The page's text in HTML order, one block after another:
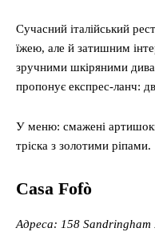
Сучасний італійський
їжею, але й затишним
зручними шкіряними
пропонує експрес-ланч:
У меню: смажені
тріска з золотими ріпами.
Casa Fofò
Адреса: 158 Sandringham